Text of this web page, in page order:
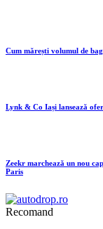
Cum mărești volumul de
Lynk & Co Iași lansează
Zeekr marchează un nou
Paris
Recomand